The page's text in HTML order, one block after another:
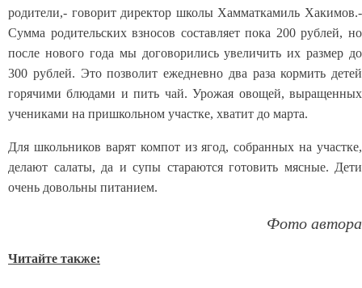
родители,- говорит директор школы Хамматкамиль Хакимов.-
Сумма родительских взносов составляет пока 200 рублей, но
после нового года мы договорились увеличить их размер до
300 рублей. Это позволит ежедневно два раза кормить детей
горячими блюдами и пить чай. Урожая овощей, выращенных
учениками на пришкольном участке, хватит до марта.
Для школьников варят компот из ягод, собранных на участке,
делают салаты, да и супы стараются готовить мясные. Дети
очень довольны питанием.
Фото автора
Читайте также: